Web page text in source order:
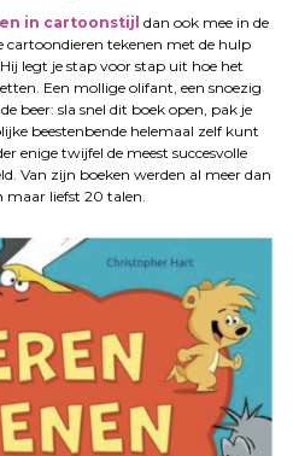
in cartoonstijl dan ook mee in de
cartoondieren tekenen met de hulp
legt je stap voor stap uit hoe het
Een mollige olifant, een snoezig
beer: sla snel dit boek open, pak je
beestenbende helemaal zelf kunt
enige twijfel de meest succesvolle
Van zijn boeken werden al meer dan
liefst 20 talen.